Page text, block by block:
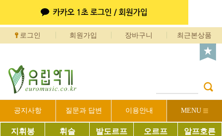
로그인 회원가입 장바구니 최근본상품
공지사항 질문과 답변 이용안내 MENU
지휘봉 휘슬 발도르프 오르프 알프호른